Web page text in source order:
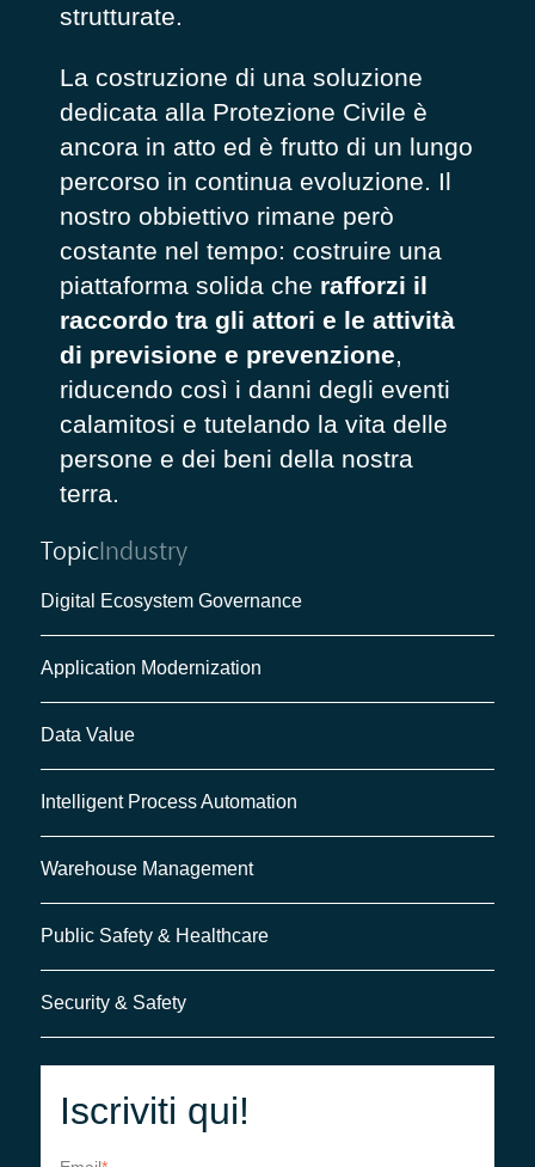
strutturate.
La costruzione di una soluzione
dedicata alla Protezione Civile è
ancora in atto ed è frutto di un lungo
percorso in continua evoluzione. Il
nostro obbiettivo rimane però
costante nel tempo: costruire una
piattaforma solida che rafforzi il
raccordo tra gli attori e le attività
di previsione e prevenzione,
riducendo così i danni degli eventi
calamitosi e tutelando la vita delle
persone e dei beni della nostra
terra.
TopicIndustry
Digital Ecosystem Governance
Application Modernization
Data Value
Intelligent Process Automation
Warehouse Management
Public Safety & Healthcare
Security & Safety
Iscriviti qui!